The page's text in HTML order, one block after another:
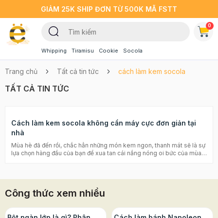
GIẢM 25K SHIP ĐƠN TỪ 500K MÃ FSTT
Whipping Tiramisu Cookie Socola
0
Trang chủ Tất cả tin tức cách làm kem socola
TẤT CẢ TIN TỨC
Cách làm kem socola không cần máy cực đơn giản tại
nhà
Mùa hè đã đến rồi, chắc hẳn những món kem ngon, thanh mát sẽ là sự
lựa chọn hàng đầu của bạn để xua tan cái nắng nóng oi bức của mùa
không cần máy cực đơn giản tại nhà, chỉ cần qua vài bước cơ bản, với
những dụng cụ cũng giản đơn là bạn đã có ngay món kem socola vừa
ngon vừa an toàn cho các thành viên trong gia đình rồi đó. Nguyên
liệu làm kem socola không cần máy - Whipping cream 35%: 150ml -
Công thức xem nhiều